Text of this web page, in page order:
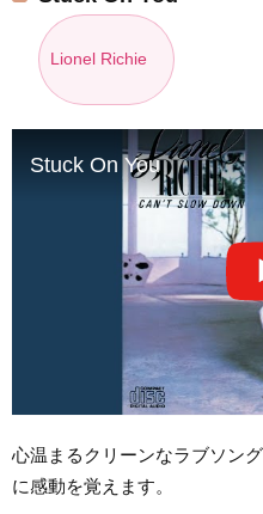
Lionel Richie
Stuck On You
心温まるクリーンなラブソン
に感動を覚えます。